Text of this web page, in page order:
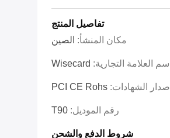
تفاصيل المنتج
مكان المنشأ: الصين
اسم العلامة التجارية: Wisecard
إصدار الشهادات: PCI CE Rohs
رقم الموديل: T90
شروط الدفع والشحن